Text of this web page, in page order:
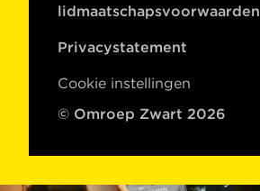
lidmaatschapsvoorwaarden
Privacystatement
Cookie instellingen
© Omroep Zwart 2026